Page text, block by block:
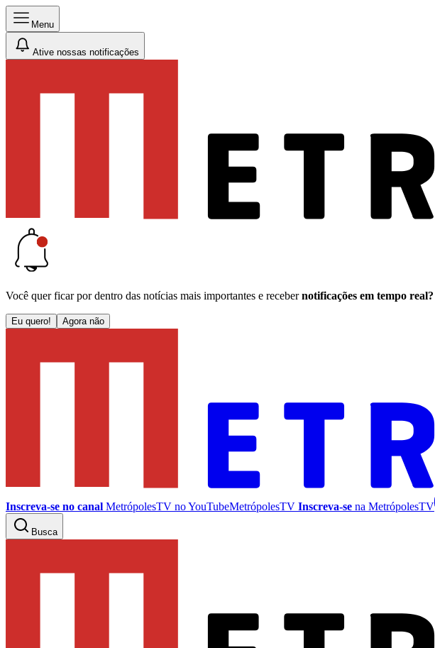
Menu
Ative nossas notificações
Você quer ficar por dentro das notícias mais importantes e receber notificações em tempo real?
Eu quero! Agora não
Inscreva-se no canal MetrópolesTV noYouTubeMetrópolesTV Inscreva-se na MetrópolesTV
Busca